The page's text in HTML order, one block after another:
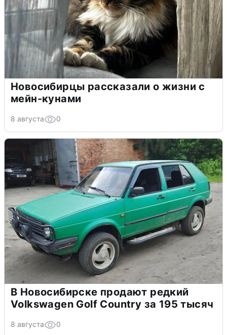
Новосибирцы рассказали о жизни с
мейн-кунами
8 августа 0
В Новосибирске продают редкий
Volkswagen Golf Country за 195 тысяч
8 августа 0